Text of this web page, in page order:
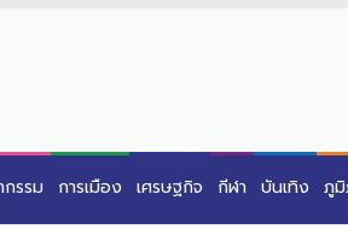
รรม การเมือง เศรษฐกิจ กีฬา บันเทิง ภู